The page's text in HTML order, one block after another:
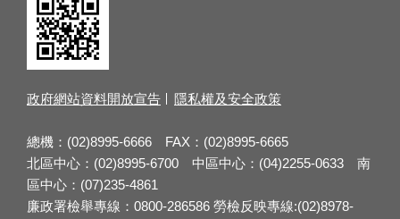
政府網站資料開放宣告 隱私權及安全政策
總機：(02)8995-6666 FAX：(02)8995-6665
北區中心：(02)8995-6700 中區中心：(04)2255-0633 南
區中心：(07)235-4861
廉政署檢舉專線：0800-286586 勞檢反映專線:(02)8978-